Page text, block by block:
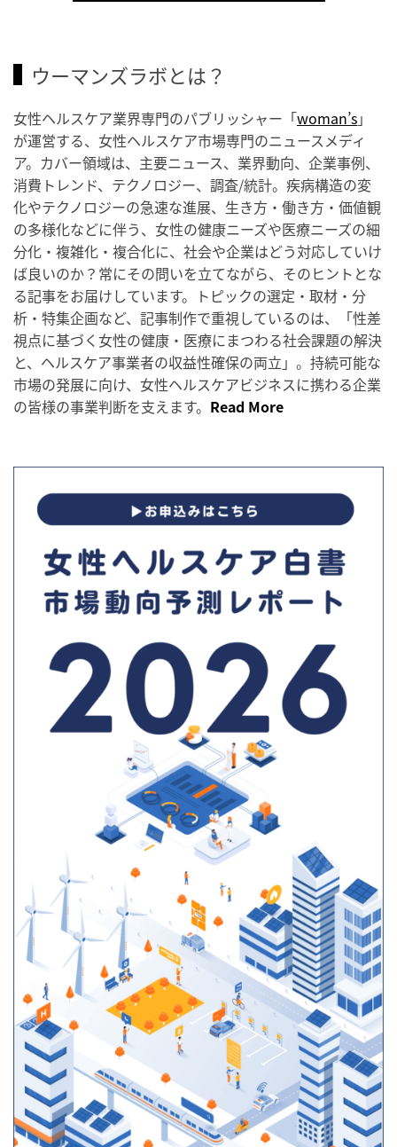
ウーマンズラボとは？
女性ヘルスケア業界専門のパブリッシャー「woman’s」
が運営する、女性ヘルスケア市場専門のニュースメディ
ア。カバー領域は、主要ニュース、業界動向、企業事例、
消費トレンド、テクノロジー、調査/統計。疾病構造の変
化やテクノロジーの急速な進展、生き方・働き方・価値観
の多様化などに伴う、女性の健康ニーズや医療ニーズの細
分化・複雑化・複合化に、社会や企業はどう対応していけ
ば良いのか？常にその問いを立てながら、そのヒントとな
る記事をお届けしています。トピックの選定・取材・分
析・特集企画など、記事制作で重視しているのは、「性差
視点に基づく女性の健康・医療にまつわる社会課題の解決
と、ヘルスケア事業者の収益性確保の両立」。持続可能な
市場の発展に向け、女性ヘルスケアビジネスに携わる企業
の皆様の事業判断を支えます。 Read More